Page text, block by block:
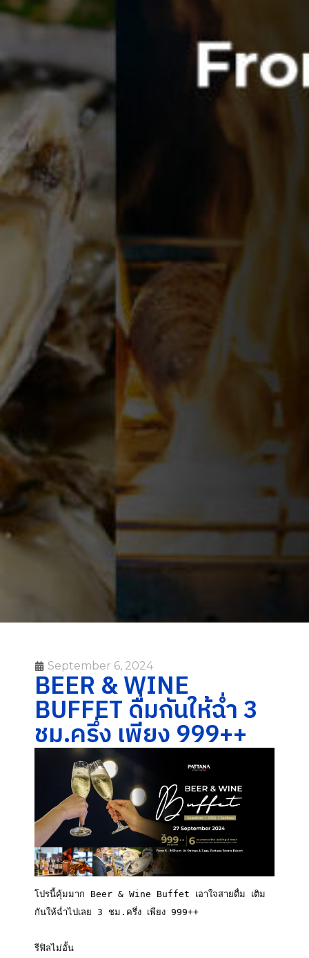
September 6, 2024
BEER & WINE
BUFFET ดื่มกันให้ฉ่ำ 3
ชม.ครึ่ง เพียง 999++
โปรนี้คุ้มมาก Beer & Wine Buffet เอาใจสายดื่ม เติม
กันให้ฉ่ำไปเลย 3 ชม.ครึ่ง เพียง 999++
รีฟิลไม่อั้น